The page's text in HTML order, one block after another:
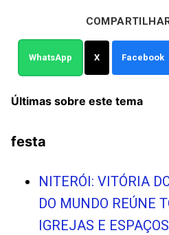
WhatsApp X Facebook
Últimas sobre este tema
festa
NITERÓI: VITÓRIA
DO MUNDO REÚNE
IGREJAS E